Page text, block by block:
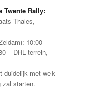
Twente Rally:
Thales,
10:00
– DHL terrein,
duidelijk met welk
zal starten.